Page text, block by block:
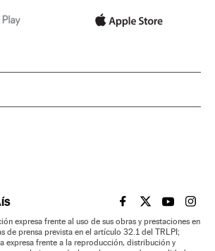
EL PAÍS BRASIL EN
EL PAÍSEL PAÍS
EL
expresa frente al uso de sus obras y prestaciones en
de prensa prevista en el artículo 32.1 del TRLPI;
expresa frente a la reproducción, distribución y